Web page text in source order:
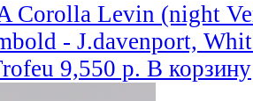
Corolla Levin (night
- J.davenport,
9,550 р. В корзину